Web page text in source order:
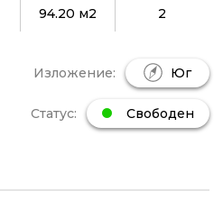
94.20 м2 2
Изложение: Юг
Статус: Свободен